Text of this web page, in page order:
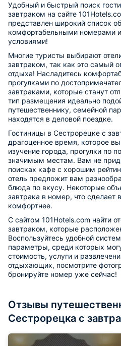
Удобный и быстрый поиск
завтраком на сайте
представлен широкий список
комфортабельными номерами
условиями!
Многие туристы выбирают
завтраком, так как это самый
отдыха! Насладитесь
прогулками по
завтраками, которые станут
тип размещения идеально
путешественнику, семейной
находятся в деловой поездке.
Гостиницы в Сестрорецке с
драгоценное время, которое
изучение города, прогулки по
значимым местам. Вам не
поисках кафе с хорошим
отель предложит вам
блюда по вкусу. Некоторые
завтрака в номер, что сделает
комфортнее.
С сайтом 101Hotels.com найти
завтраком, которые
Воспользуйтесь удобной
параметры, среди которых
стоимость, услуги и
отдыхающих, посмотрите
бронируйте номер уже сейчас!
Отзывы
Сестрорецка с